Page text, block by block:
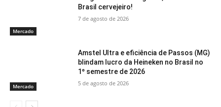
Mercado
Brasil cervejeiro!
7 de agosto de 2026
Mercado
Amstel Ultra e eficiência de Passos (MG)
blindam lucro da Heineken no Brasil no
1º semestre de 2026
5 de agosto de 2026